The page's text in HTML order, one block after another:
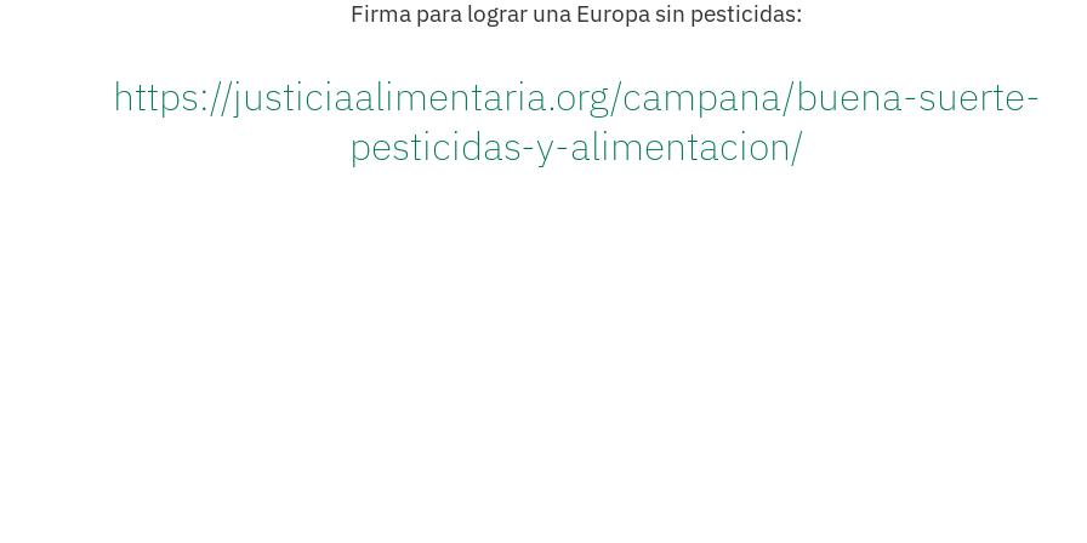
Firma para lograr una Europa sin pesticidas:
https://justiciaalimentaria.org/campana/buena-suerte-
pesticidas-y-alimentacion/